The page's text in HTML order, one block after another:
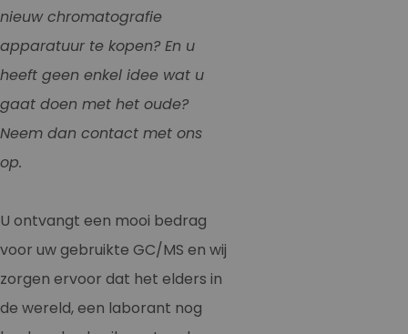
nieuw chromatografie
apparatuur te kopen? En u
heeft geen enkel idee wat u
gaat doen met het oude?
Neem dan contact met ons
op.
U ontvangt een mooi bedrag
voor uw gebruikte GC/MS en wij
zorgen ervoor dat het elders in
de wereld, een laborant nog